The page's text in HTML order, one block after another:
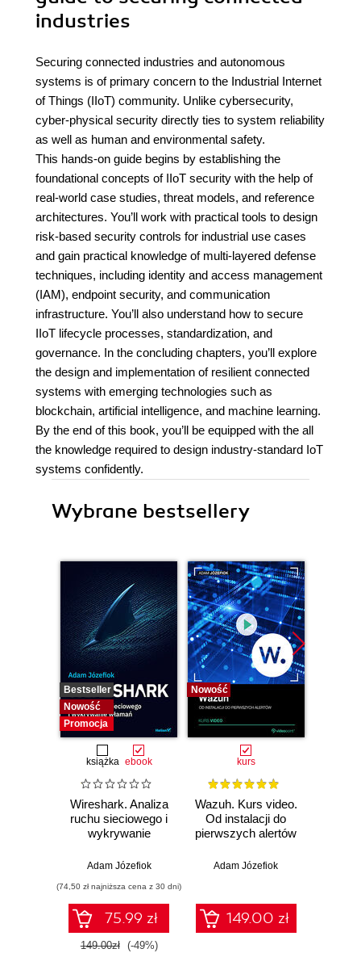
industries
Securing connected industries and autonomous
systems is of primary concern to the Industrial Internet
of Things (IIoT) community. Unlike cybersecurity,
cyber-physical security directly ties to system reliability
as well as human and environmental safety.
This hands-on guide begins by establishing the
foundational concepts of IIoT security with the help of
real-world case studies, threat models, and reference
architectures. You’ll work with practical tools to design
risk-based security controls for industrial use cases
and gain practical knowledge of multi-layered defense
techniques, including identity and access management
(IAM), endpoint security, and communication
infrastructure. You’ll also understand how to secure
IIoT lifecycle processes, standardization, and
governance. In the concluding chapters, you’ll explore
the design and implementation of resilient connected
systems with emerging technologies such as
blockchain, artificial intelligence, and machine learning.
By the end of this book, you’ll be equipped with the all
the knowledge required to design industry-standard IoT
systems confidently.
Wybrane bestsellery
Bestseller
Nowość
Promocja
książka ebook
Wireshark. Analiza
ruchu sieciowego i
wykrywanie
Adam Józefiok
(74,50 zł najniższa cena z 30 dni)
75.99 zł
149.00zł (-49%)
Nowość
kurs
Wazuh. Kurs video.
Od instalacji do
pierwszych alertów
Adam Józefiok
149.00 zł